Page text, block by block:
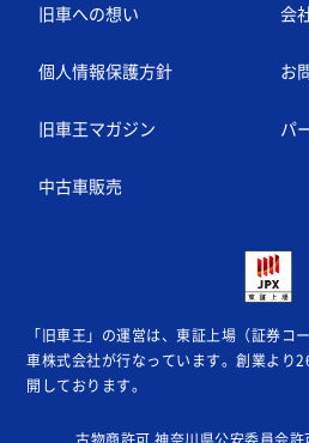
旧車への想い 会
個人情報保護方針 お
旧車王マガジン パ
中古車販売
「旧車王」の運営は、東証上場（証券コ
車株式会社が行なっています。創業より
開しております。